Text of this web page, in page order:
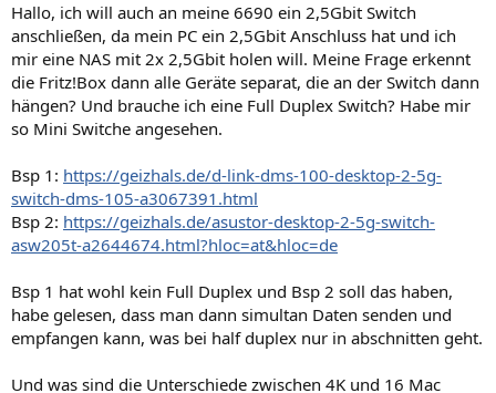
Hallo, ich will auch an meine 6690 ein 2,5Gbit Switch
anschließen, da mein PC ein 2,5Gbit Anschluss hat und ich
mir eine NAS mit 2x 2,5Gbit holen will. Meine Frage erkennt
die Fritz!Box dann alle Geräte separat, die an der Switch dann
hängen? Und brauche ich eine Full Duplex Switch? Habe mir
so Mini Switche angesehen.
Bsp 1: https://geizhals.de/d-link-dms-100-desktop-2-5g-
switch-dms-105-a3067391.html
Bsp 2: https://geizhals.de/asustor-desktop-2-5g-switch-
asw205t-a2644674.html?hloc=at&hloc=de
Bsp 1 hat wohl kein Full Duplex und Bsp 2 soll das haben,
habe gelesen, dass man dann simultan Daten senden und
empfangen kann, was bei half duplex nur in abschnitten geht.
Und was sind die Unterschiede zwischen 4K und 16 Mac